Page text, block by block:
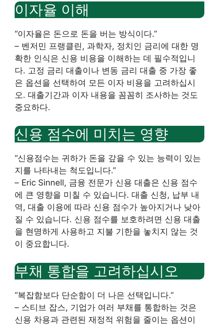
이자율 이해
“이자율은 돈으로 돈을 버는 방식이다.”
– 벤저민 프랭클린, 과학자, 정치인 금리에 대한 명
확한 인식은 신용 비용을 이해하는 데 필수적입니
다. 고정 금리 대출이나 변동 금리 대출 중 가장 좋
은 옵션을 선택하여 모든 이자 비용을 고려하십시
오. 대출기간과 이자 내용을 꼼꼼히 조사하는 것도
중요하다.
신용 점수에 미치는 영향
“신용점수는 귀하가 돈을 갚을 수 있는 능력이 있는
지를 나타내는 척도입니다.”
– Eric Sinnell, 금융 전문가 신용 대출은 신용 점수
에 큰 영향을 미칠 수 있습니다. 대출 신청, 납부 내
역, 대출 이용에 따라 신용 점수가 높아지거나 낮아
질 수 있습니다. 신용 점수를 보호하려면 신용 대출
을 현명하게 사용하고 지불 기한을 놓치지 않는 것
이 중요합니다.
부채 통합을 고려하십시오
“복잡함보다 단순함이 더 나은 선택입니다.”
– 스티브 잡스, 기업가 여러 부채를 통합하는 것은
신용 차용과 관련된 재정적 위험을 줄이는 옵션이